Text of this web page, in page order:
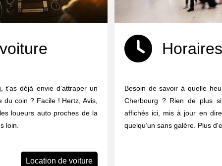
déjà envie d’attraper un
du coin ? Facile ! Hertz, Avis,
loueurs auto proches de la
loin.
Location de voiture
Besoin de savoir à quelle
Cherbourg ? Rien de plus
affichés ici, mis à jour en
quelqu’un sans galère. Plus